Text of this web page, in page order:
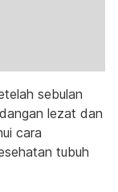
sebulan
lezat dan
cara
tubuh